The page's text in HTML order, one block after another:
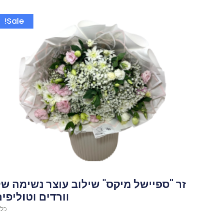
Sale!
זר "ספיישל מיקס" שילוב עוצר נשימה
וורדים
המחיר
המקורי
650.00 ₪.